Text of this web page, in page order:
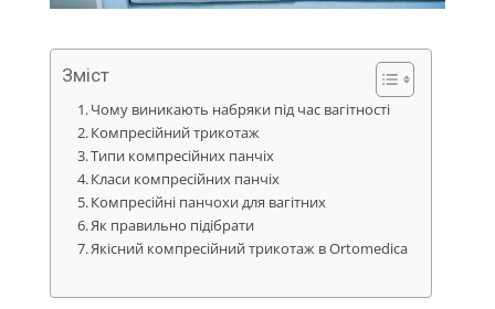
Зміст
Чому виникають набряки під час вагітності
Компресійний трикотаж
Типи компресійних панчіх
Класи компресійних панчіх
Компресійні панчохи для вагітних
Як правильно підібрати
Якісний компресійний трикотаж в Ortomedica